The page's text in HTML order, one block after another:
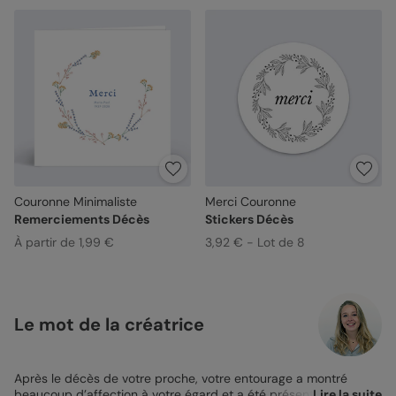
Couronne Minimaliste
Remerciements Décès
À partir de 1,99 €
Merci Couronne
Stickers Décès
3,92 € - Lot de 8
Le mot de la créatrice
Après le décès de votre proche, votre entourage a montré